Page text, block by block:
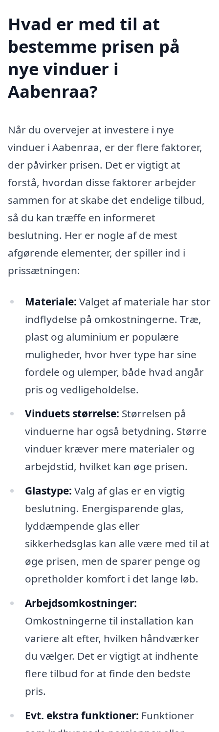
Hvad er med til at
bestemme prisen på
nye vinduer i
Aabenraa?
Når du overvejer at investere i nye
vinduer i Aabenraa, er der flere faktorer,
der påvirker prisen. Det er vigtigt at
forstå, hvordan disse faktorer arbejder
sammen for at skabe det endelige tilbud,
så du kan træffe en informeret
beslutning. Her er nogle af de mest
afgørende elementer, der spiller ind i
prissætningen:
Materiale: Valget af materiale har stor
indflydelse på omkostningerne. Træ,
plast og aluminium er populære
muligheder, hvor hver type har sine
fordele og ulemper, både hvad angår
pris og vedligeholdelse.
Vinduets størrelse: Størrelsen på
vinduerne har også betydning. Større
vinduer kræver mere materialer og
arbejdstid, hvilket kan øge prisen.
Glastype: Valg af glas er en vigtig
beslutning. Energisparende glas,
lyddæmpende glas eller
sikkerhedsglas kan alle være med til at
øge prisen, men de sparer penge og
opretholder komfort i det lange løb.
Arbejdsomkostninger:
Omkostningerne til installation kan
variere alt efter, hvilken håndværker
du vælger. Det er vigtigt at indhente
flere tilbud for at finde den bedste
pris.
Evt. ekstra funktioner: Funktioner